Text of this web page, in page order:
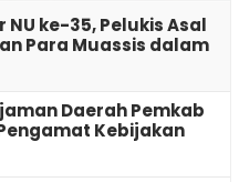
ke-35, Pelukis Asal
Para Muassis dalam
Daerah Pemkab
Kebijakan